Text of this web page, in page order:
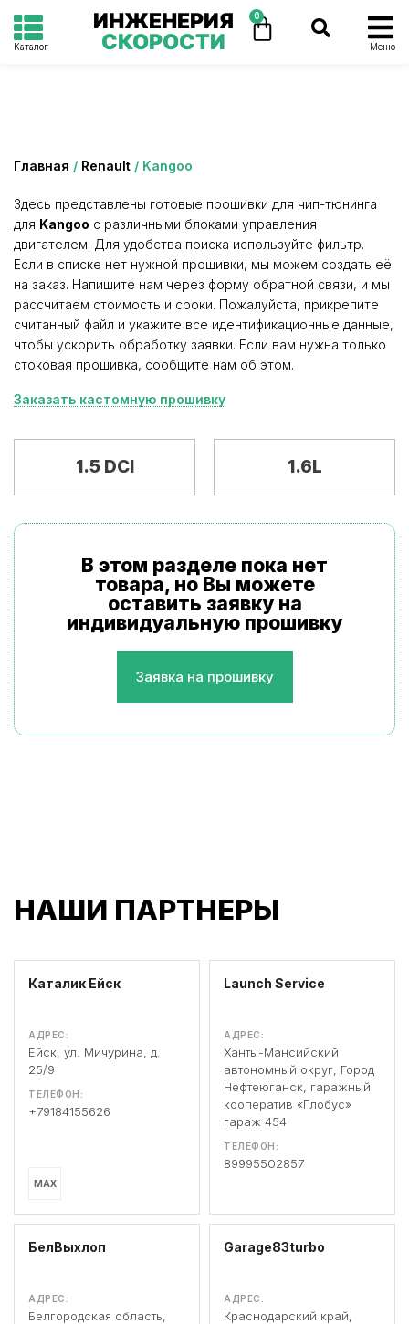
Каталог
ИНЖЕНЕРИЯ
СКОРОСТИ
0
Меню
Главная / Renault / Kangoo
Здесь представлены готовые прошивки для чип-тюнинга
для Kangoo с различными блоками управления
двигателем. Для удобства поиска используйте фильтр.
Если в списке нет нужной прошивки, мы можем создать её
на заказ. Напишите нам через форму обратной связи, и мы
рассчитаем стоимость и сроки. Пожалуйста, прикрепите
считанный файл и укажите все идентификационные данные,
чтобы ускорить обработку заявки. Если вам нужна только
стоковая прошивка, сообщите нам об этом.
Заказать кастомную прошивку
1.5 DCI 1.6L
В этом разделе пока нет
товара, но Вы можете
оставить заявку на
индивидуальную прошивку
Заявка на прошивку
НАШИ ПАРТНЕРЫ
Каталик Ейск
АДРЕС:
Ейск, ул. Мичурина, д.
25/9
ТЕЛЕФОН:
+79184155626
MAX
Launch Service
АДРЕС:
Ханты-Мансийский
автономный округ, Город
Нефтеюганск, гаражный
кооператив «Глобус»
гараж 454
ТЕЛЕФОН:
89995502857
БелВыхлоп
АДРЕС:
Белгородская область,
Garage83turbo
АДРЕС:
Краснодарский край,